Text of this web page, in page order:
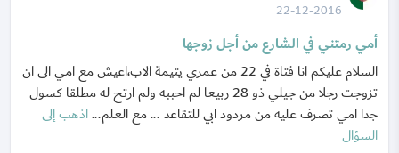
22-12-2016
أمي رمتني في الشارع من أجل زوجها
السلام عليكم انا فتاة في 22 من عمري يتيمة الاب،اعيش مع امي الى ان
تزوجت رجلا من جيلي ذو 28 ربيعا لم احببه ولم ارتح له مطلقا كسول
جدا امي تصرف عليه من مردود ابي للتقاعد ... مع العلم...اذهب إلى
السؤال